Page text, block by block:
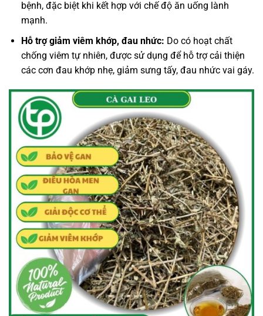
bệnh, đặc biệt khi kết hợp với chế độ ăn uống lành
mạnh.
Hỗ trợ giảm viêm khớp, đau nhức: Do có hoạt chất
chống viêm tự nhiên, được sử dụng để hỗ trợ cải thiện
các cơn đau khớp nhẹ, giảm sưng tấy, đau nhức vai gáy.